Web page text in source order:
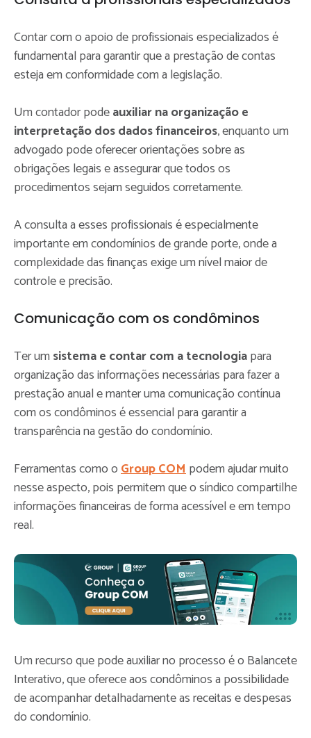
Contar com o apoio de profissionais especializados é
fundamental para garantir que a prestação de contas
esteja em conformidade com a legislação.
Um contador podeauxiliar na organização e
interpretação dos dados financeiros, enquanto um
advogado pode oferecer orientações sobre as
obrigações legais e assegurar que todos os
procedimentos sejam seguidos corretamente.
A consulta a esses profissionais é especialmente
importante em condomínios de grande porte, onde a
complexidade das finanças exige um nível maior de
controle e precisão.
Comunicação com os condôminos
Ter um sistema e contar com a tecnologiapara
organização das informações necessárias para fazer a
prestação anual e manter uma comunicação contínua
com os condôminos é essencial para garantir a
transparência na gestão do condomínio.
Ferramentas como oGroup COMpodem ajudar muito
nesse aspecto, pois permitem que o síndico compartilhe
informações financeiras de forma acessível e em tempo
real.
Um recurso que pode auxiliar no processo é o Balancete
Interativo, que oferece aos condôminos a possibilidade
de acompanhar detalhadamente as receitas e despesas
do condomínio.